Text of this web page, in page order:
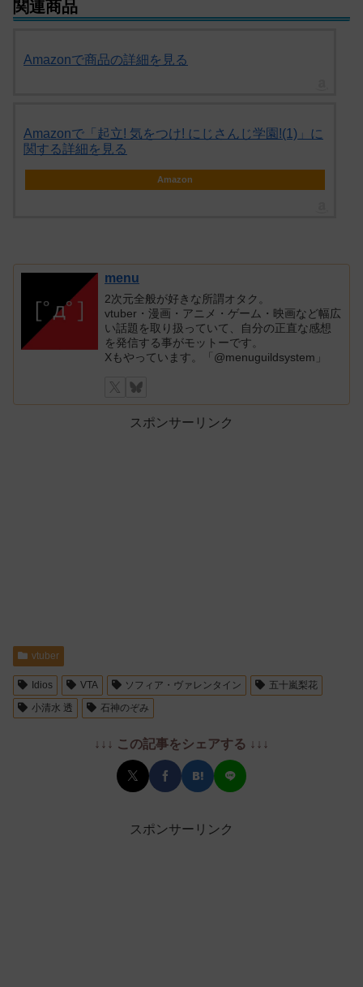
関連商品
Amazonで商品の詳細を見る
Amazonで「起立! 気をつけ! にじさんじ学園!(1)」に
関する詳細を見る
Amazon
menu
2次元全般が好きな所謂オタク。
vtuber・漫画・アニメ・ゲーム・映画など幅広
い話題を取り扱っていて、自分の正直な感想
を発信する事がモットーです。
Xもやっています。「@menuguildsystem」
スポンサーリンク
vtuber
Idios VTA ソフィア・ヴァレンタイン
五十嵐梨花
小清水 透
石神のぞみ
↓↓↓ この記事をシェアする ↓↓↓
スポンサーリンク